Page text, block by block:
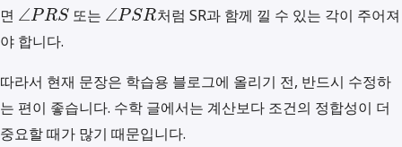
면 ∠PRS 또는 ∠PSR처럼 SR과 함께 낄 수 있는 각이 주어져
야 합니다.
따라서 현재 문장은 학습용 블로그에 올리기 전, 반드시 수정하
는 편이 좋습니다. 수학 글에서는 계산보다 조건의 정합성이 더
중요할 때가 많기 때문입니다.